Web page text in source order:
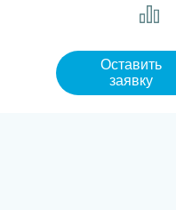
Оставить
заявку